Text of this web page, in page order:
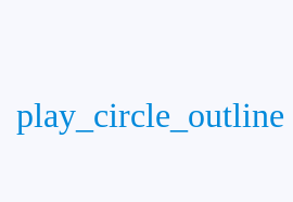
play_circle_outline